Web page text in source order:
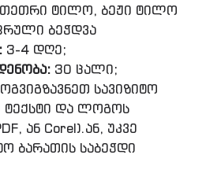
თეთრი ტილო, ბეჟი ტილო
ბეჭდვა
3-4 დღე;
30 ცალი;
სავიზიტო
ტექსტი და ლოგოს
ან Corel).ან, უკვე
ბარათის საბეჭდი